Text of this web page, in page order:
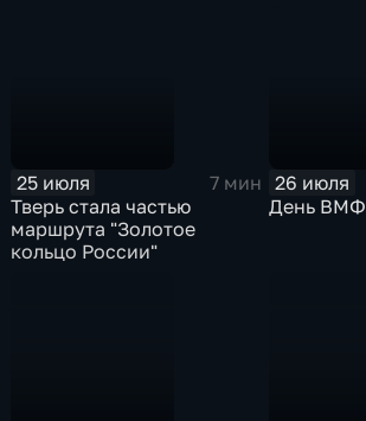
25 июля
7 мин
Тверь стала частью
маршрута "Золотое
кольцо России"
26 июля
День ВМФ